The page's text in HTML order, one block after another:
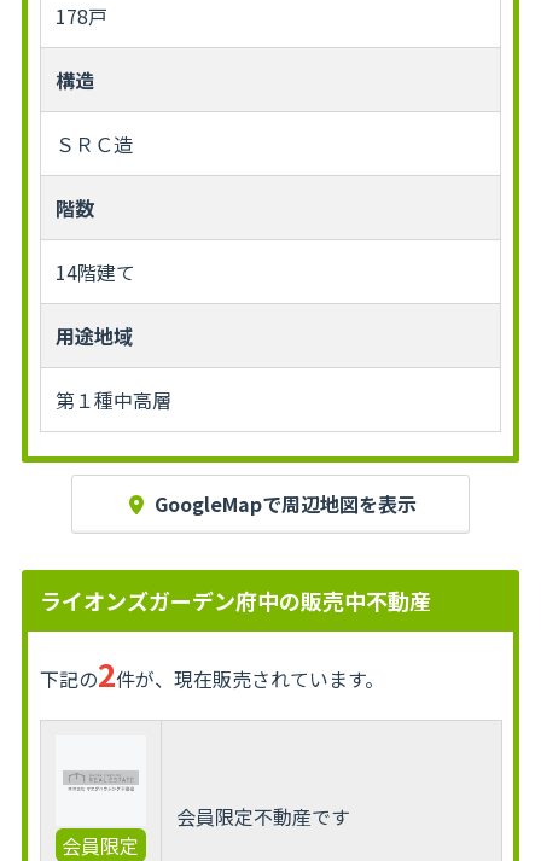
178戸
構造
ＳＲＣ造
階数
14階建て
用途地域
第１種中高層
GoogleMapで周辺地図を表示
ライオンズガーデン府中の販売中不動産
下記の2件が、現在販売されています。
会員限定
会員限定不動産です